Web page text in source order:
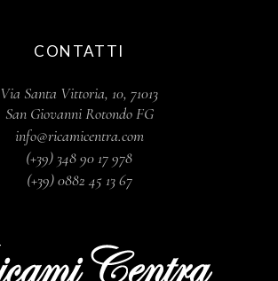
CONTATTI
Via Santa Vittoria, 10, 71013
San Giovanni Rotondo FG
info@ricamicentra.com
(+39) 348 90 17 978
(+39) 0882 45 13 67